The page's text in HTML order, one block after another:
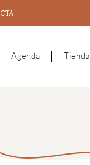
Agenda Tienda